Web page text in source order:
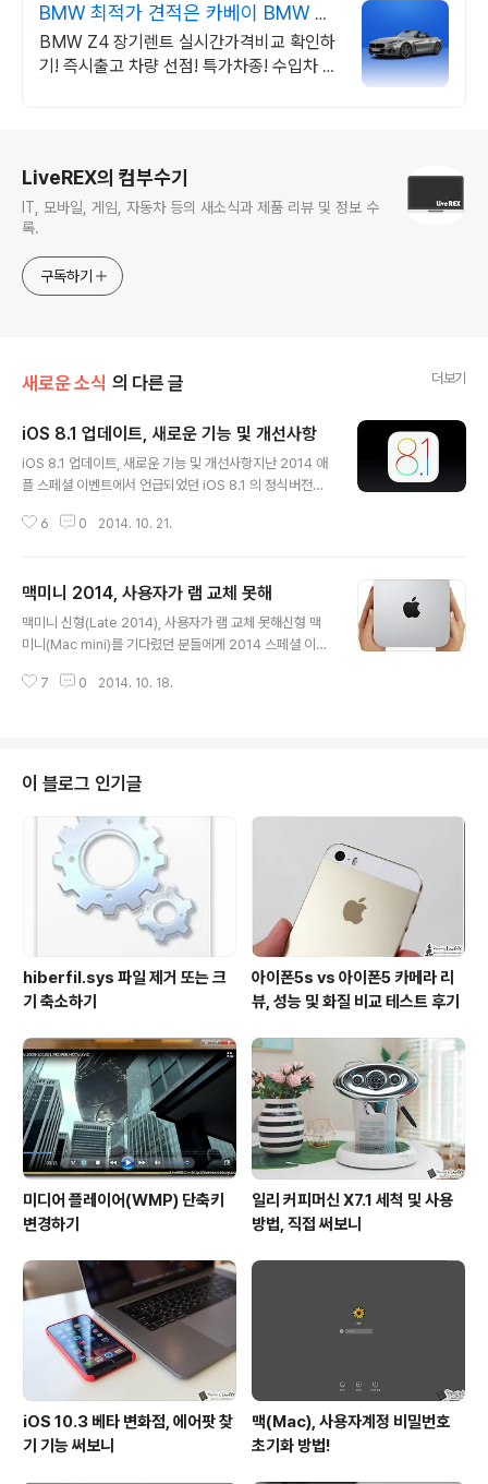
BMW 최적가 견적은 카베이 BMW 특
가차량 무료견적
BMW Z4 장기렌트 실시간가격비교 확인하
기! 즉시출고 차량 선점! 특가차종! 수입차 최
LiveREX의 컴부수기
IT, 모바일, 게임, 자동차 등의 새소식과 제품 리뷰 및 정보 수
록.
구독하기
새로운 소식 의 다른 글 더보기
iOS 8.1 업데이트, 새로운 기능 및 개선사항
iOS 8.1 업데이트, 새로운 기능 및 개선사항지난 2014 애
플 스페셜 이벤트에서 언급되었던 iOS 8.1 의 정식버전이
등을 이용하던 분이라면 OTA 업데이트로 판올림이 가능
우드(iCloud) 계정으로 연결된 기기(맥, 아이패드)에서 아
이메시지는 물론 일반 문자메시지도 주고 받을 수 있습니
다. 관련해서는 차후 다른 포스팅을 통해 좀 더 자세히 다루
국내에서도 관심이 많은 '애플페이' 관련 기능도 추가되었
6 0 2014. 10. 21.
맥미니 2014, 사용자가 램 교체 못해
맥미니 신형(Late 2014), 사용자가 램 교체 못해신형 맥
미니(Mac mini)를 기다렸던 분들에게 2014 스페셜 이벤
것이 사실입니다. 이는 키노트 이후 반응을 보더라도 어렵
교체 혹은 업그레이드 하는 것이 가능했습니다. 어찌보면
당연한 이와 같은 편의성은 해당 제품을 오랜 기간 활용할
수 있게끔 하는 원동력이 되기도 했는데요. 그런데, 맥미니
2014 는 사용자가 직접 램을 교체하거나 업그레이드 할
수 없는 구조로 되어 있다 하네요. the RAM in the Mac
7 0 2014. 10. 18.
이 블로그 인기글
hiberfil.sys 파일 제거 또는 크
기 축소하기
아이폰5s vs 아이폰5 카메라 리
뷰, 성능 및 화질 비교 테스트 후기
미디어 플레이어(WMP) 단축키
변경하기
일리 커피머신 X7.1 세척 및 사용
방법, 직접 써보니
iOS 10.3 베타 변화점, 에어팟 찾
기 기능 써보니
맥(Mac), 사용자계정 비밀번호
초기화 방법!